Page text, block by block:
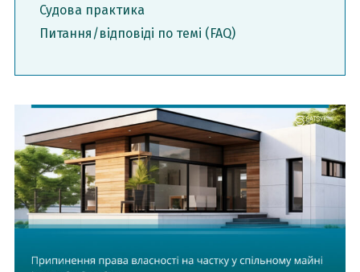
Судова практика
Питання/відповіді по темі (FAQ)